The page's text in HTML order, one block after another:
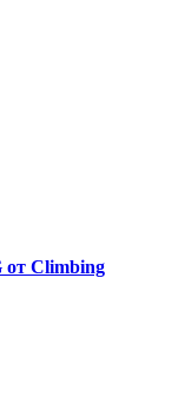
от Climbing